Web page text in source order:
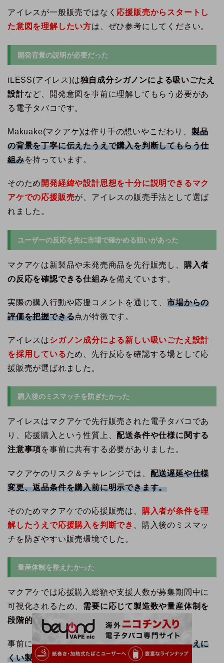
アイレスが一般販売ではなく 応援販売からスタートし
た意図を理解したい方は、ぜひ参考にしてください。
開発背景の説明が必要だった
iLESS(アイレス)は独自成分シガノンによる吸いごたえ
設計など、開発意図を事前に理解してもらう必要があ
る電子タバコです。
Makuake(マクアケ)は作り手の想いやこだわり、 製品
の背景を丁寧に伝えたうえで購入を判断してもらう仕
組みを持っています。
そのため 開発経緯や設計思想を十分に説明できるマク
アケでの応援販売が、アイレスの販売手法として選ば
れました。
ユーザーの反応を先に市場で確かめる狙いがあった
マクアケは新製品や未発売商品を先行販売し、 購入者
の反応を確認できる仕組みを備えています。
実際の購入行動や応援コメントを通じて、市場からの
評価を把握できる点が特徴です。
アイレスは シガノン成分による新しい吸いごたえ設計
を採用しているため、先行反応を確認する場として応
援販売が選ばれました。
購入後のミスマッチを防ぎたかった
アイレスはマクアケで先行販売された電子タバコであ
り、応援購入という性質上、 配送条件や仕様に関する
注意事項を事前に共有する必要がありました。
マクアケのリスク＆チャレンジでは、 配送遅延や仕様
変更、返品条件を購入前に明示できます。
そのためマクアケでの応援販売は、 購入者が条件を理
解したうえで応援購入を判断でき
、購入後のミスマッ
チを防ぎやすい販売環境でした。
量産体制を整えたかった
マクアケでは応援購入総額や支援人数が募集期間中に
可視化されるため、 需要に応じて製造数や量産体制を
段階的に検討できます。
事前に需要規模を把握できるため、過剰在庫を抱えに
くい製造計画を立てられます。